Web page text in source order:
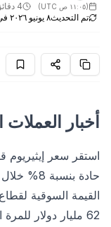
(١١:٠٥ ص UTC )
4 دقائق للقراءة
تم التحديث٨ يونيو ٢٠٢٦ في ١٢:١٩ ص UTC
أخبار العملات
حادة